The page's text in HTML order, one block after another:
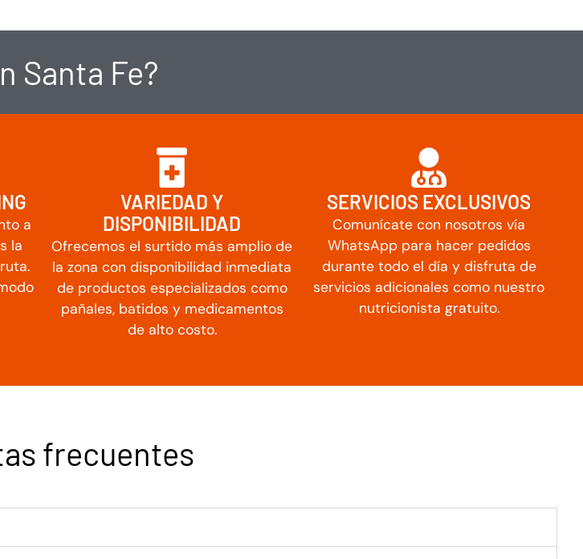
Santa Fe?
a
la
VARIEDAD Y
DISPONIBILIDAD
Ofrecemos el surtido más amplio de
la zona con disponibilidad inmediata
de productos especializados como
pañales, batidos y medicamentos
de alto costo.
SERVICIOS EXCLUSIVOS
Comunícate con nosotros vía
WhatsApp para hacer pedidos
durante todo el día y disfruta de
servicios adicionales como nuestro
nutricionista gratuito.
frecuentes